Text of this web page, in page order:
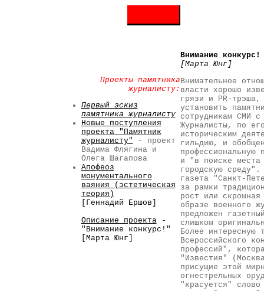
Проекты памятника
журналисту:
Первый эскиз
памятника журналисту
Новые поступления
проекта "Памятник
журналисту" - проект
Вадима Флягина и
Олега Шагапова
Апофеоз
монументального
ваяния (эстетическая
теория)
[Геннадий Ершов]
Описание проекта-
"Внимание конкурс!"
[Марта Юнг]
Внимание конкурс!
[Марта Юнг]
Внимательное
власти хорошо
грязи и PR-трэша,
установить
сотрудникам СМИ
Журналисты, по
историческим
гильдию, и
и "в поиске места
городскую среду".
газета "Санкт-
за рамки
рост или
образе военного
предложен
слишком
Более интересную
Всероссийского
профессий",
"Известия"
присущие этой
огнестрельных
"красуется" слово